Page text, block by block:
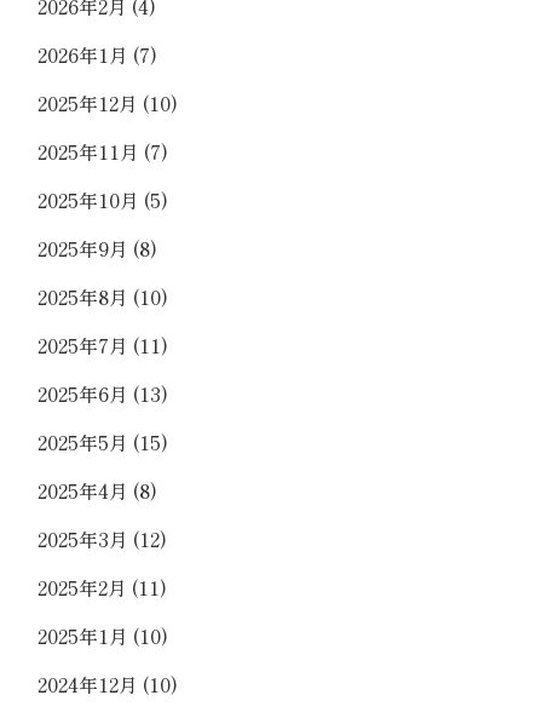
2026年1月 (7)
2025年12月 (10)
2025年11月 (7)
2025年10月 (5)
2025年9月 (8)
2025年8月 (10)
2025年7月 (11)
2025年6月 (13)
2025年5月 (15)
2025年4月 (8)
2025年3月 (12)
2025年2月 (11)
2025年1月 (10)
2024年12月 (10)